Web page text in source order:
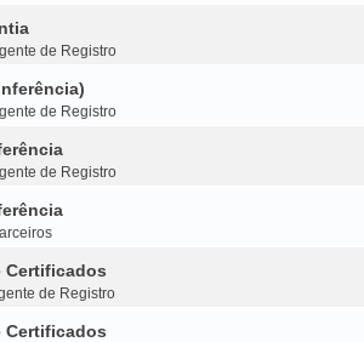
de Registro
de Registro
de Registro
Certificados
de Registro
Certificados